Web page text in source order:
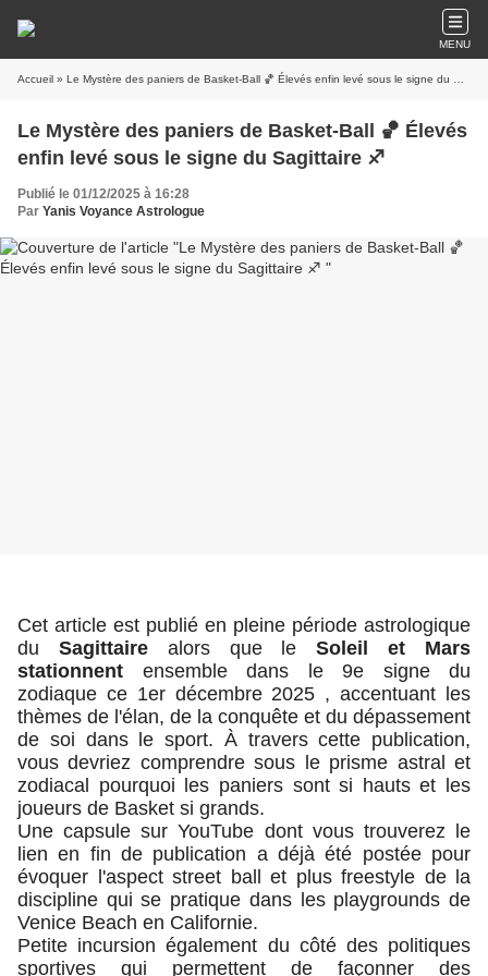
MENU
Accueil » Le Mystère des paniers de Basket-Ball 🏀 Élevés enfin levé sous le signe du Sagittaire ♐
Le Mystère des paniers de Basket-Ball 🏀 Élevés
enfin levé sous le signe du Sagittaire ♐
Publié le 01/12/2025 à 16:28
Par Yanis Voyance Astrologue
Cet article est publié en pleine période astrologique
du Sagittairealors que leSoleil et Mars
stationnent ensemble dans le 9e signe du
zodiaque ce 1er décembre 2025 , accentuant les
thèmes de l'élan, de la conquête et du dépassement
de soi dans le sport. À travers cette publication,
vous devriez comprendre sous le prisme astral et
zodiacal pourquoi les paniers sont si hauts et les
joueurs de Basket si grands.
Une capsule sur YouTube dont vous trouverez le
lien en fin de publication a déjà été postée pour
évoquer l'aspect street ball et plus freestyle de la
discipline qui se pratique dans les playgrounds de
Venice Beach en Californie.
Petite incursion également du côté des politiques
sportives qui permettent de façonner des